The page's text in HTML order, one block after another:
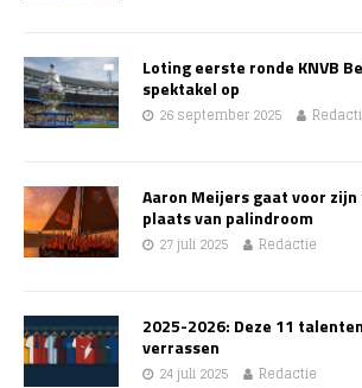
Loting eerste ronde KNVB
spektakel op
26 september 2025
Aaron Meijers gaat voor zijn
plaats van palindroom
27 juli 2025 Redactie
2025-2026: Deze 11
verrassen
24 juli 2025 Redactie